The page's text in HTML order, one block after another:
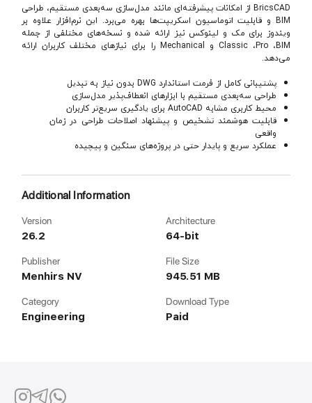
BricsCAD از امکانات پیشرفته‌ای مانند مدل‌سازی سه‌بعدی مستقیم، طراحی
BIM و قابلیت اتوماسیون اسکریپت‌ها بهره می‌برد. این نرم‌افزار علاوه بر
ویندوز برای مک و لینوکس نیز ارائه شده و نسخه‌های مختلفی از جمله
Classic ،Pro ،BIM و Mechanical را برای نیازهای مختلف کاربران ارائه
می‌دهد.
پشتیبانی کامل از فرمت استاندارد DWG بدون نیاز به تبدیل
طراحی سه‌بعدی مستقیم با ابزارهای انعطاف‌پذیر مدل‌سازی
محیط کاربری مشابه AutoCAD برای یادگیری سریع‌تر کاربران
قابلیت هوشمند تشخیص و پیشنهاد اصلاحات طراحی در زمان
واقعی
عملکرد سریع و پایدار حتی در پروژه‌های سنگین و پیچیده
Additional Information
Version
26.2
Architecture
64-bit
Publisher
Menhirs NV
File Size
945.51 MB
Category
Engineering
Download Type
Paid